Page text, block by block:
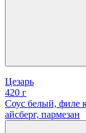
Цезарь
420 г
Соус белый, филе
айсберг, пармезан